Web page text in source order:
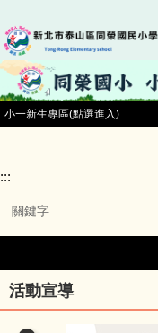
到
主
要
內
容
區
小一新生專區(點選進入)
:::
資訊分類清單
活動宣導